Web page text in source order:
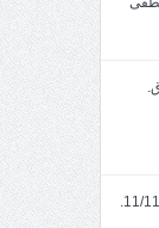
خطبة الجمعة: ميلاد باب الجنان .بتاريخ11/11/1446.